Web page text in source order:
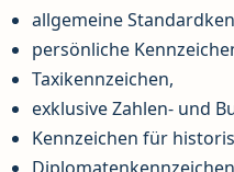
allgemeine
persönliche
Taxikennzeichen,
exklusive Zahlen- und
Kennzeichen für